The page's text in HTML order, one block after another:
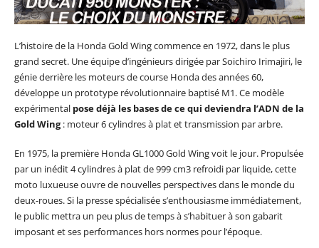
L’histoire de la Honda Gold Wing commence en 1972, dans le plus
grand secret. Une équipe d’ingénieurs dirigée par Soichiro Irimajiri, le
génie derrière les moteurs de course Honda des années 60,
développe un prototype révolutionnaire baptisé M1. Ce modèle
expérimental pose déjà les bases de ce qui deviendra l’ADN de la
Gold Wing: moteur 6 cylindres à plat et transmission par arbre.
En 1975, la première Honda GL1000 Gold Wing voit le jour. Propulsée
par un inédit 4 cylindres à plat de 999 cm3 refroidi par liquide, cette
moto luxueuse ouvre de nouvelles perspectives dans le monde du
deux-roues. Si la presse spécialisée s’enthousiasme immédiatement,
le public mettra un peu plus de temps à s’habituer à son gabarit
imposant et ses performances hors normes pour l’époque.